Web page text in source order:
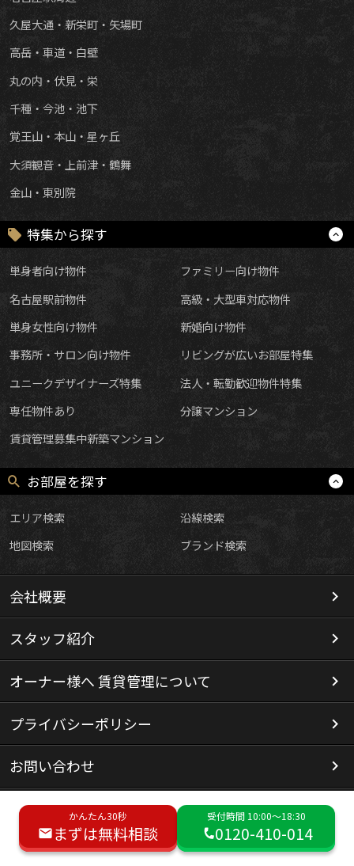
かんたん30秒
まずは無料相談
受付時間 10:00～18:30
0120-410-014
久屋大通・新栄町・矢場町
高岳・車道・白壁
丸の内・伏見・栄
千種・今池・池下
覚王山・本山・星ヶ丘
大須観音・上前津・鶴舞
金山・東別院
特集から探す
単身者向け物件
ファミリー向け物件
名古屋駅前物件
高級・大型車対応物件
単身女性向け物件
新婚向け物件
事務所・サロン向け物件
リビングが広いお部屋特集
ユニークデザイナーズ特集
法人・転勤歓迎物件特集
専任物件あり
分譲マンション
賃貸管理募集中新築マンション
お部屋を探す
エリア検索
沿線検索
地図検索
ブランド検索
会社概要
スタッフ紹介
オーナー様へ 賃貸管理について
プライバシーポリシー
お問い合わせ